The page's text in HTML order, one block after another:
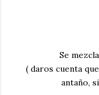
Se
( daros cuenta
antaño,